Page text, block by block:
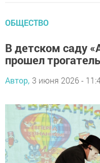
ОБЩЕСТВО
В детском саду
прошел
Автор, 3 июня 2026 -